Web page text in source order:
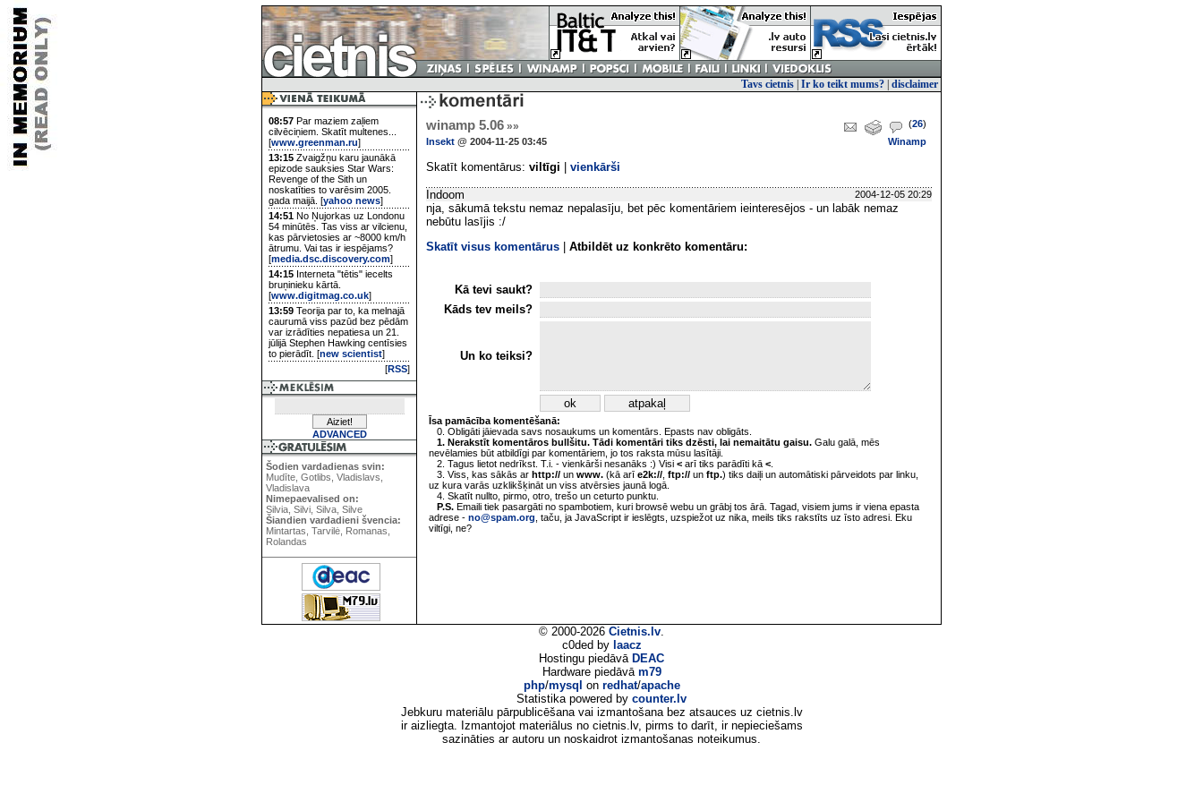
Tavs cietnis Ir ko teikt mums? disclaimer
08:57 Par maziem zaļiem
cilvēciņiem. Skatīt multenes...
[www.greenman.ru]
13:15 Zvaigžņu karu jaunākā
epizode sauksies Star Wars:
Revenge of the Sith un
noskatīties to varēsim 2005.
gada maijā. [yahoo news]
14:51 No Ņujorkas uz Londonu
54 minūtēs. Tas viss ar vilcienu,
kas pārvietosies ar ~8000 km/h
ātrumu. Vai tas ir iespējams?
[media.dsc.discovery.com]
14:15 Interneta "tētis" iecelts
bruņinieku kārtā.
[www.digitmag.co.uk]
13:59 Teorija par to, ka melnajā
caurumā viss pazūd bez pēdām
var izrādīties nepatiesa un 21.
jūlijā Stephen Hawking centīsies
to pierādīt. [new scientist]
[RSS]
ADVANCED
Šodien vardadienas svin:
Mudīte, Gotlibs, Vladislavs,
Vladislava
Nimepaevalised on:
Silvia, Silvi, Silva, Silve
Šiandien vardadieni švencia:
Mintartas, Tarvilė, Romanas,
Rolandas
winamp 5.06 »» (26)
Insekt @ 2004-11-25 03:45 Winamp
Skatīt komentārus: viltīgi vienkārši
Indoom 2004-12-05 20:29
nja, sākumā tekstu nemaz nepalasīju, bet pēc komentāriem ieinteresējos - un labāk nemaz
nebūtu lasījis :/
Skatīt visus komentārus
Atbildēt uz konkrēto komentāru:
Kā tevi saukt?
Kāds tev meils?
Un ko teiksi?
Īsa pamācība komentēšanā:
0. Obligāti jāievada savs nosaukums un komentārs. Epasts nav obligāts.
1. Nerakstīt komentāros bullšitu. Tādi komentāri tiks dzēsti, lai nemaitātu gaisu. Galu galā, mēs
nevēlamies būt atbildīgi par komentāriem, jo tos raksta mūsu lasītāji.
2. Tagus lietot nedrīkst. T.i. - vienkārši nesanāks :) Visi < arī tiks parādīti kā <
3. Viss, kas sākās ar http:// un www. (kā arī e2k:// ftp:// un ftp.) tiks daiļi un automātiski pārveidots par linku,
uz kura varās uzklikšķināt un viss atvērsies jaunā logā.
4. Skatīt nullto, pirmo, otro, trešo un ceturto punktu.
P.S. Emaili tiek pasargāti no spambotiem, kuri browsē webu un grābj tos ārā. Tagad, visiem jums ir viena epasta
adrese - no@spam.org , taču, ja JavaScript ir ieslēgts, uzspiežot uz nika, meils tiks rakstīts uz īsto adresi. Eku
viltīgi, ne?
© 2000-2026 Cietnis.lv.
c0ded by laacz
Hostingu piedāvā DEAC
Hardware piedāvā m79
php/mysql on redhat/apache
Statistika powered by counter.lv
Jebkuru materiālu pārpublicēšana vai izmantošana bez atsauces uz cietnis.lv
ir aizliegta. Izmantojot materiālus no cietnis.lv, pirms to darīt, ir nepieciešams
sazināties ar autoru un noskaidrot izmantošanas noteikumus.